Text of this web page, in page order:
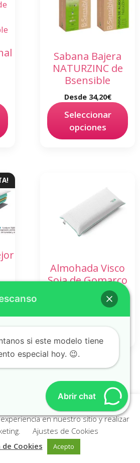
Sabana Bajera
NATURZINC de
Bsensible
Desde 34,20€
Seleccionar
opciones
€
Almohada Visco
Soja de Gomarco
39,00€
Seleccionar
opciones
Desde
74,00€
y otras tecnologías para que
en nuestro sitio y realizar
Ajustes de Cookies
Cookies
Acepto
si este modelo tiene
especial hoy. 😉.
Abrir chat